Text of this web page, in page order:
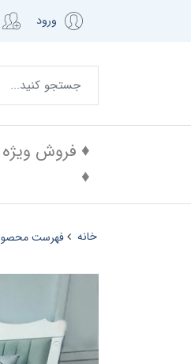
ورود
♦️ فروش ویژه
♦️
خانه فهرست